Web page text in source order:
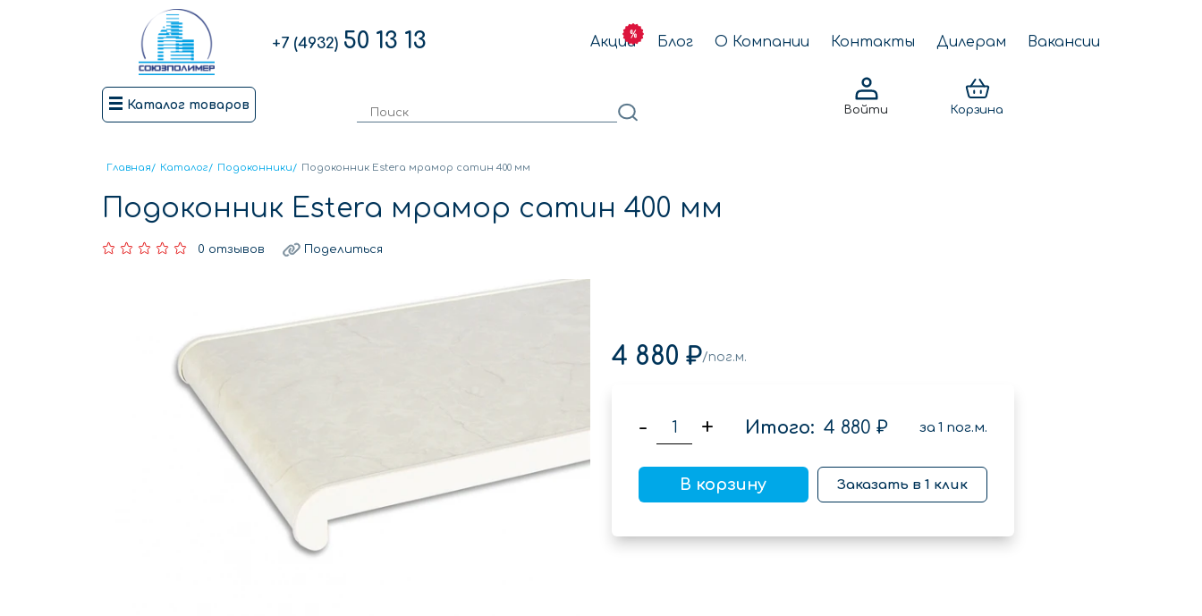
+7 (4932) 50 13 13 Акции Блог О Компании Контакты Дилерам Вакансии
Каталог товаров Войти Корзина
Главная/ Каталог/ Подоконники/ Подоконник Estera мрамор сатин 400 мм
Подоконник Estera мрамор сатин 400 мм
0 отзывов Поделиться
4 880 ₽/пог.м.
- + Итого: 4 880 ₽ за 1 пог.м.
В корзину Заказать в 1 клик